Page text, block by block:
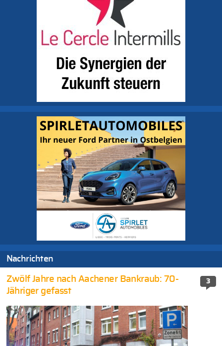
Nachrichten
3
Zwölf Jahre nach Aachener Bankraub: 70-
Jähriger gefasst